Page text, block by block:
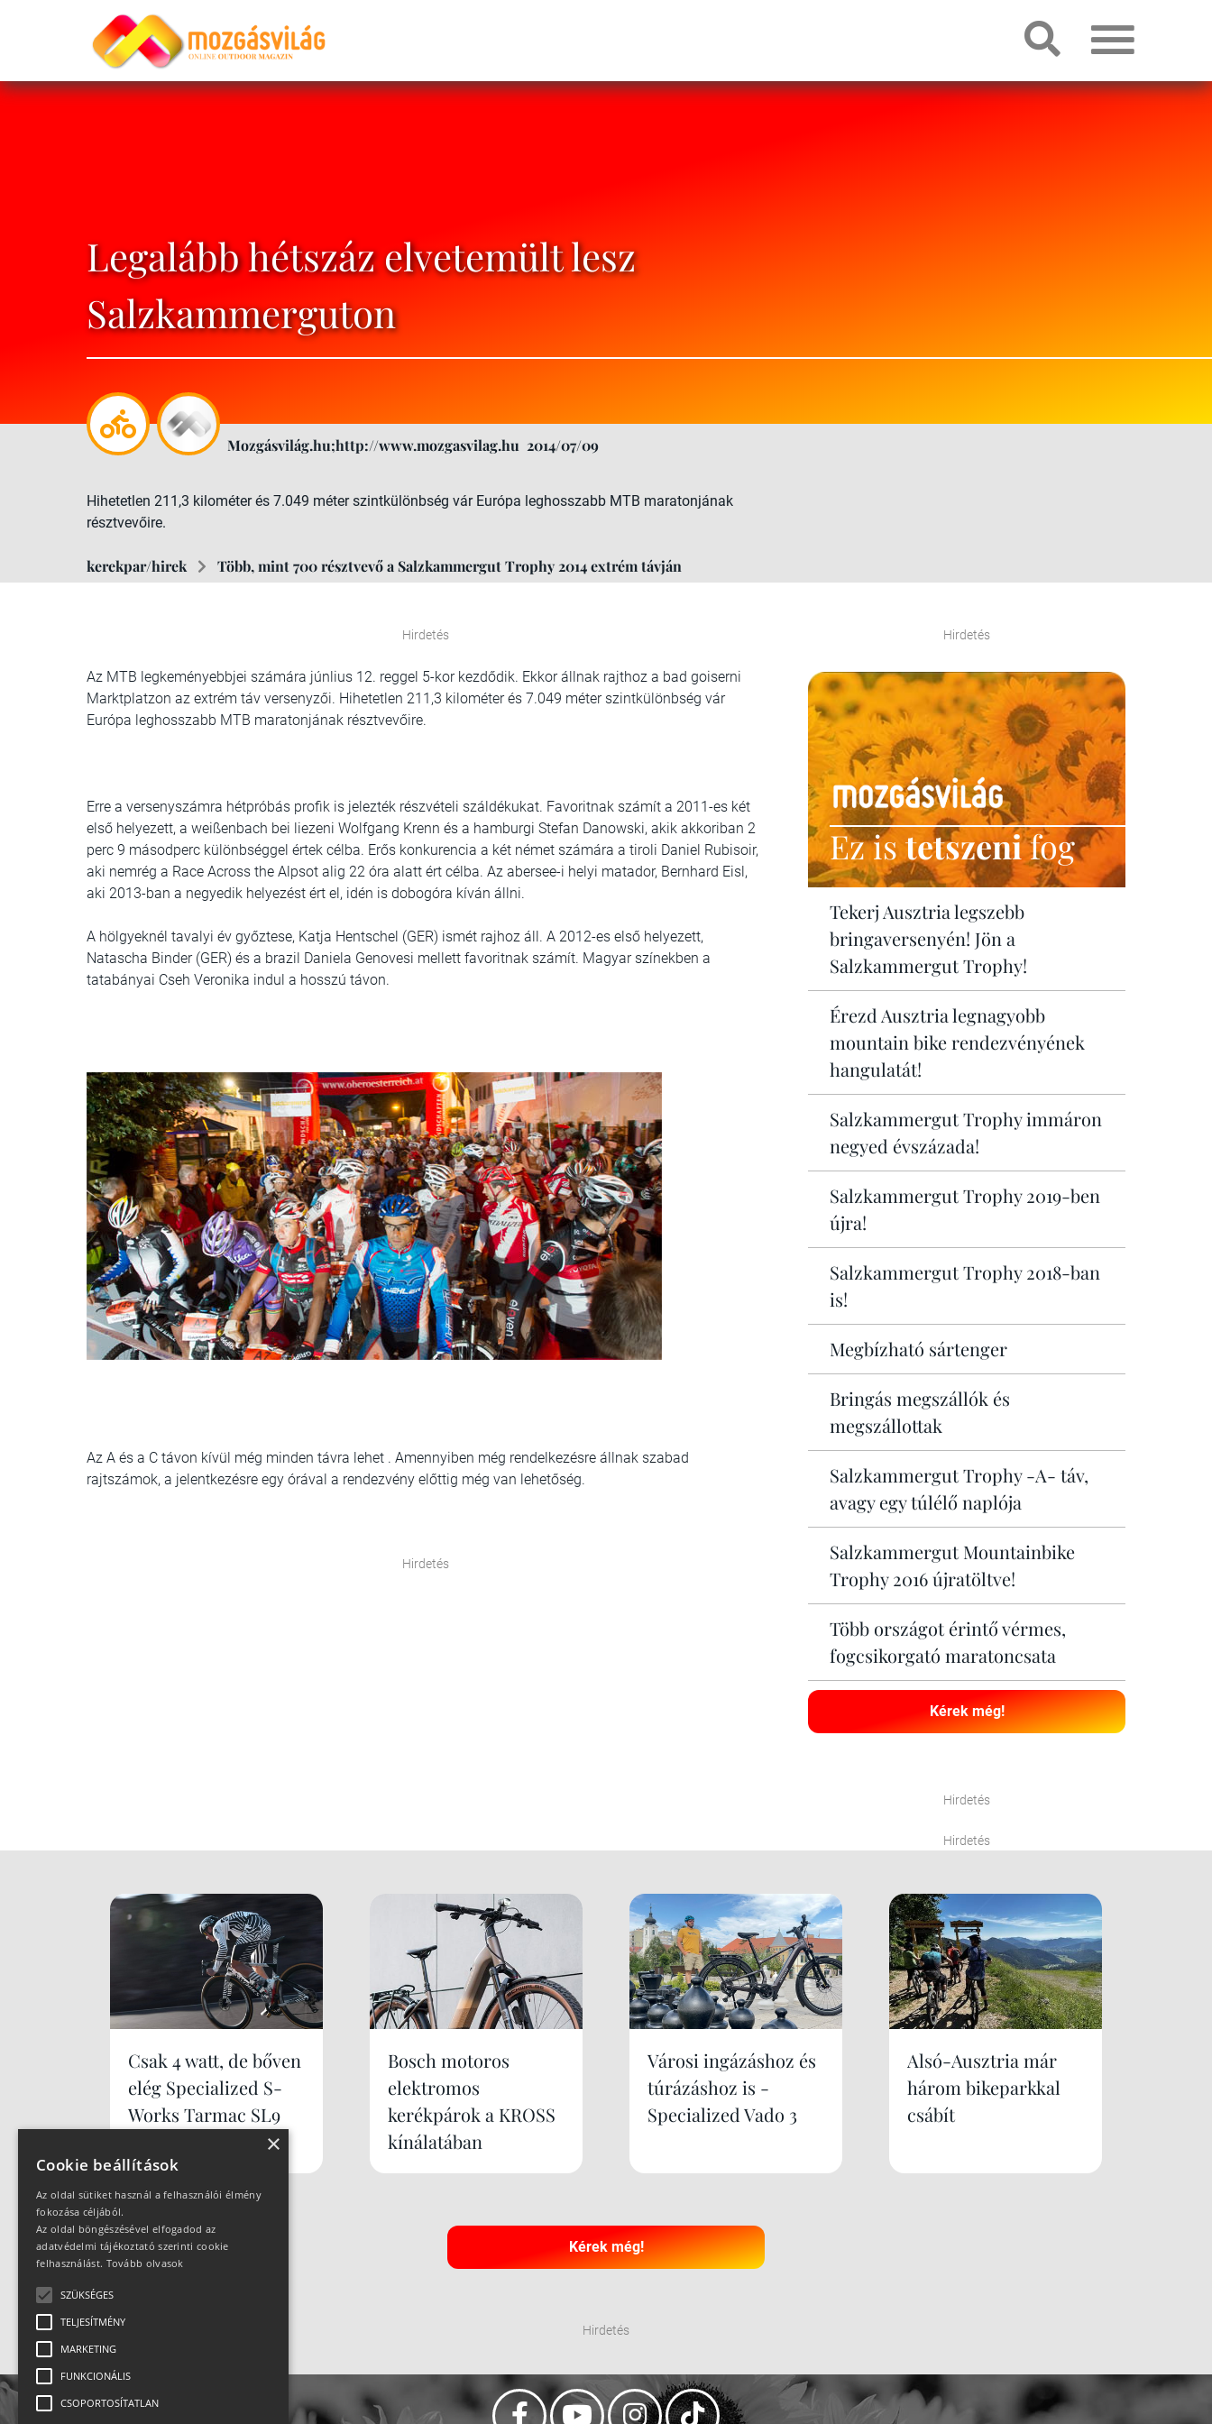
Legalább hétszáz elvetemült lesz
Salzkammerguton
Mozgásvilág.hu;http://www.mozgasvilag.hu 2014/07/09
Hihetetlen 211,3 kilométer és 7.049 méter szintkülönbség vár Európa leghosszabb MTB maratonjának
résztvevőire.
kerekpar/hirek Több, mint 700 résztvevő a Salzkammergut Trophy 2014 extrém távján
Hirdetés
Az MTB legkeményebbjei számára júnlius 12. reggel 5-kor kezdődik. Ekkor állnak rajthoz a bad goiserni
Marktplatzon az extrém táv versenyzői. Hihetetlen 211,3 kilométer és 7.049 méter szintkülönbség vár
Európa leghosszabb MTB maratonjának résztvevőire.
Erre a versenyszámra hétpróbás profik is jelezték részvételi száldékukat. Favoritnak számít a 2011-es két
első helyezett, a weißenbach bei liezeni Wolfgang Krenn és a hamburgi Stefan Danowski, akik akkoriban 2
perc 9 másodperc különbséggel értek célba. Erős konkurencia a két német számára a tiroli Daniel Rubisoir,
aki nemrég a Race Across the Alpsot alig 22 óra alatt ért célba. Az abersee-i helyi matador, Bernhard Eisl,
aki 2013-ban a negyedik helyezést ért el, idén is dobogóra kíván állni.
A hölgyeknél tavalyi év győztese, Katja Hentschel (GER) ismét rajhoz áll. A 2012-es első helyezett,
Natascha Binder (GER) és a brazil Daniela Genovesi mellett favoritnak számít. Magyar színekben a
tatabányai Cseh Veronika indul a hosszú távon.
Az A és a C távon kívül még minden távra lehet . Amennyiben még rendelkezésre állnak szabad
rajtszámok, a jelentkezésre egy órával a rendezvény előttig még van lehetőség.
Hirdetés
Hirdetés
Ez istetszenifog
Tekerj Ausztria legszebb
bringaversenyén! Jön a
Salzkammergut Trophy!
Érezd Ausztria legnagyobb
mountain bike rendezvényének
hangulatát!
Salzkammergut Trophy immáron
negyed évszázada!
Salzkammergut Trophy 2019-ben
újra!
Salzkammergut Trophy 2018-ban
is!
Megbízható sártenger
Bringás megszállók és
megszállottak
Salzkammergut Trophy -A- táv,
avagy egy túlélő naplója
Salzkammergut Mountainbike
Trophy 2016 újratöltve!
Több országot érintő vérmes,
fogcsikorgató maratoncsata
Kérek még!
Hirdetés
Hirdetés
Csak 4 watt, de bőven
elég Specialized S-
Works Tarmac SL9
Bosch motoros
elektromos
kerékpárok a KROSS
kínálatában
Városi ingázáshoz és
túrázáshoz is -
Specialized Vado 3
Alsó-Ausztria már
három bikeparkkal
csábít
Kérek még!
Hirdetés
×
Cookie beállítások
Az oldal sütiket használ a felhasználói élmény
fokozása céljából.
Az oldal böngészésével elfogadod az
adatvédelmi tájékoztató szerinti cookie
felhasználást. Tovább olvasok
SZÜKSÉGES
TELJESÍTMÉNY
MARKETING
FUNKCIONÁLIS
CSOPORTOSÍTATLAN